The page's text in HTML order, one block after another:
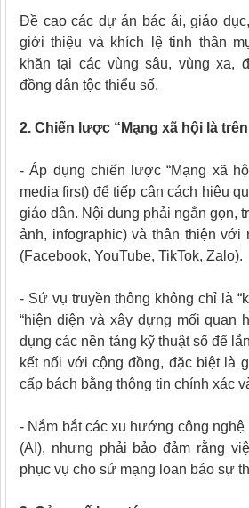
Đề cao các dự án bác ái, giáo
giới thiệu và khích lệ tinh thần
khăn tại các vùng sâu, vùng xa,
đồng dân tộc thiểu số.
2. Chiến lược “Mạng xã hội là
- Áp dụng chiến lược “Mạng xã
media first) để tiếp cận cách hiệu
giáo dân. Nội dung phải ngắn gọn,
ảnh, infographic) và thân thiện với
(Facebook, YouTube, TikTok, Zalo).
- Sứ vụ truyền thông không chỉ là
“hiện diện và xây dựng mối quan
dụng các nền tảng kỹ thuật số để
kết nối với cộng đồng, đặc biệt là
cấp bách bằng thông tin chính xác
- Nắm bắt các xu hướng công
(AI), nhưng phải bảo đảm rằng
phục vụ cho sứ mạng loan báo sự